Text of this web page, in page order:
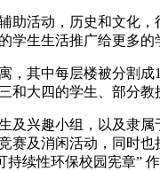
助活动，历史和文化
学生生活推广给更多的
，其中每层楼被分割
和大四的学生、部分
及兴趣小组，以及隶
赛及消闲活动，同时
持续性环保校园宪章”